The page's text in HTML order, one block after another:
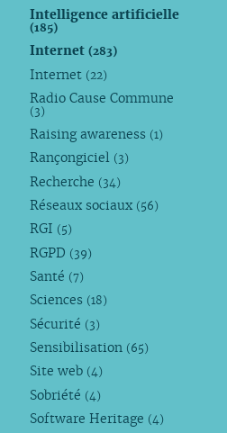
Intelligence artificielle
(185)
Internet(283)
Internet (22)
Radio Cause Commune
(3)
Raising awareness (1)
Rançongiciel (3)
Recherche (34)
Réseaux sociaux (56)
RGI (5)
RGPD (39)
Santé (7)
Sciences (18)
Sécurité (3)
Sensibilisation (65)
Site web (4)
Sobriété (4)
Software Heritage (4)